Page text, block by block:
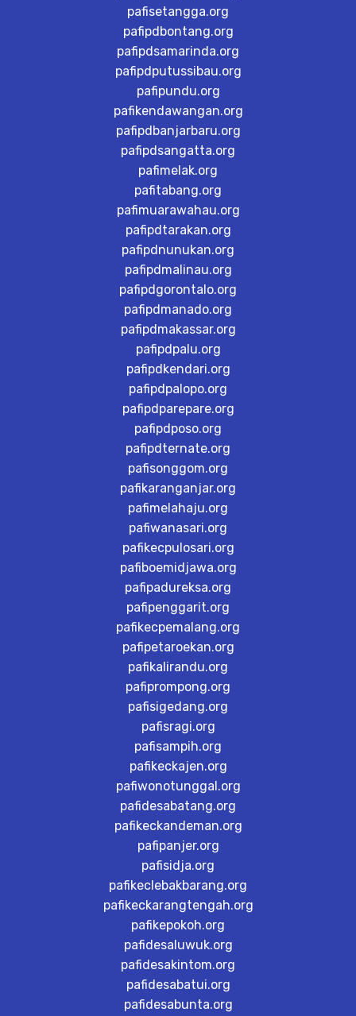
pafisetangga.org
pafipdbontang.org
pafipdsamarinda.org
pafipdputussibau.org
pafipundu.org
pafikendawangan.org
pafipdbanjarbaru.org
pafipdsangatta.org
pafimelak.org
pafitabang.org
pafimuarawahau.org
pafipdtarakan.org
pafipdnunukan.org
pafipdmalinau.org
pafipdgorontalo.org
pafipdmanado.org
pafipdmakassar.org
pafipdpalu.org
pafipdkendari.org
pafipdpalopo.org
pafipdparepare.org
pafipdposo.org
pafipdternate.org
pafisonggom.org
pafikaranganjar.org
pafimelahaju.org
pafiwanasari.org
pafikecpulosari.org
pafiboemidjawa.org
pafipadureksa.org
pafipenggarit.org
pafikecpemalang.org
pafipetaroekan.org
pafikalirandu.org
pafiprompong.org
pafisigedang.org
pafisragi.org
pafisampih.org
pafikeckajen.org
pafiwonotunggal.org
pafidesabatang.org
pafikeckandeman.org
pafipanjer.org
pafisidja.org
pafikeclebakbarang.org
pafikeckarangtengah.org
pafikepokoh.org
pafidesaluwuk.org
pafidesakintom.org
pafidesabatui.org
pafidesabunta.org